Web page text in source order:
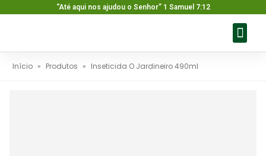
“Até aqui nos ajudou o Senhor” 1 Samuel 7:12
Início » Produtos » Inseticida O Jardineiro 490ml